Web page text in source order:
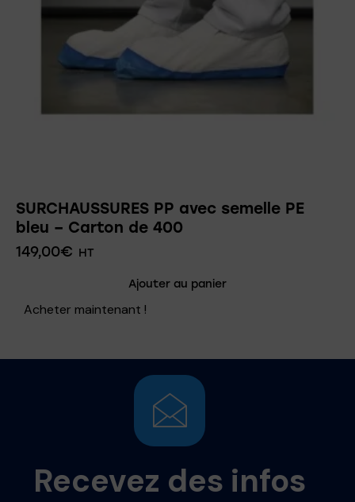
SURCHAUSSURES PP avec semelle PE
bleu – Carton de 400
149,00€ HT
Ajouter au panier
Acheter maintenant !
Recevez des infos